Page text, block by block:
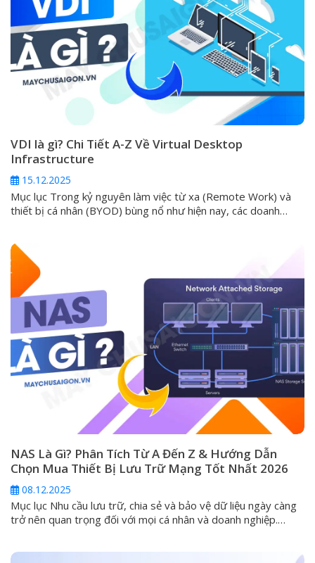
VDI là gì? Chi Tiết A-Z Về Virtual Desktop
Infrastructure
15.12.2025
Mục lục Trong kỷ nguyên làm việc từ xa (Remote Work) và
thiết bị cá nhân (BYOD) bùng nổ như hiện nay, các doanh
suất cao cho mọi nhân...
NAS Là Gì? Phân Tích Từ A Đến Z & Hướng Dẫn
Chọn Mua Thiết Bị Lưu Trữ Mạng Tốt Nhất 2026
08.12.2025
Mục lục Nhu cầu lưu trữ, chia sẻ và bảo vệ dữ liệu ngày càng
trở nên quan trọng đối với mọi cá nhân và doanh nghiệp.